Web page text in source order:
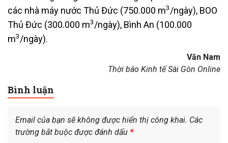
các nhà máy nước Thủ Đức (750.000 m3/ngày), BOO
Thủ Đức (300.000 m3/ngày), Bình An (100.000
m3/ngày).
Văn Nam
Thời báo Kinh tế Sài Gòn Online
Bình luận
Email của bạn sẽ không được hiển thị công khai. Các
trường bắt buộc được đánh dấu *